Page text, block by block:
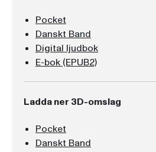
Pocket
Danskt Band
Digital ljudbok
E-bok (EPUB2)
Ladda ner 3D-omslag
Pocket
Danskt Band